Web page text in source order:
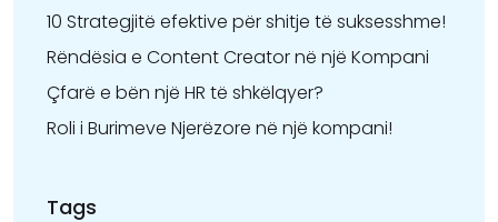
10 Strategjitë efektive për shitje të suksesshme!
Rëndësia e Content Creator në një Kompani
Çfarë e bën një HR të shkëlqyer?
Roli i Burimeve Njerëzore në një kompani!
Tags